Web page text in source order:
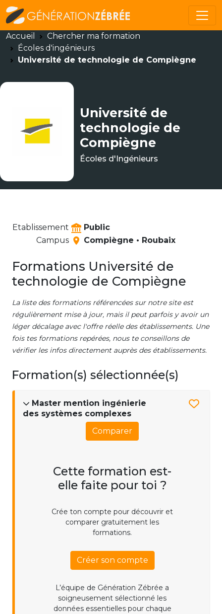
Accueil
Chercher ma formation
Écoles d'ingénieurs
Université de technologie de Compiègne
Université de
technologie de
Compiègne
Écoles d'Ingénieurs
Etablissement
Public
Campus
Compiègne • Roubaix
Formations Université de
technologie de Compiègne
La liste des formations référencées sur notre site est
régulièrement mise à jour, mais il peut parfois y avoir un
léger décalage avec l'offre réelle des établissements. Une
fois tes formations repérées, nous te conseillons de
vérifier les infos directement auprès des établissements.
Formation(s) sélectionnée(s)
Master mention ingénierie
des systèmes complexes
Comparer
Cette formation est-
elle faite pour toi ?
Crée ton compte pour découvrir et
comparer gratuitement les
formations.
Créer son compte
L’équipe de Génération Zébrée a
soigneusement sélectionné les
données essentielles pour chaque